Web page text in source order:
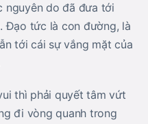
nguyên do đã đưa tới
Đạo tức là con đường, là
tới cái sự vắng mặt của
thì phải quyết tâm vứt
đi vòng quanh trong